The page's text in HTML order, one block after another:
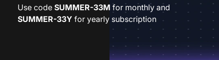
Use code SUMMER-33M for monthly and
SUMMER-33Y for yearly subscription